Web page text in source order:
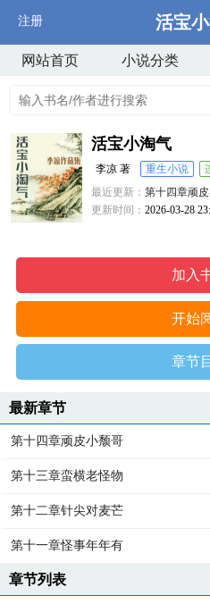
注册 活宝
网站首页 小说分类
活宝小淘气
李凉 著 重生小说
最近更新：第十四章顽
更新时间：2026-03-28
加入
开始
章节
最新章节
第十四章顽皮小颓哥
第十三章蛮横老怪物
第十二章针尖对麦芒
第十一章怪事年年有
章节列表